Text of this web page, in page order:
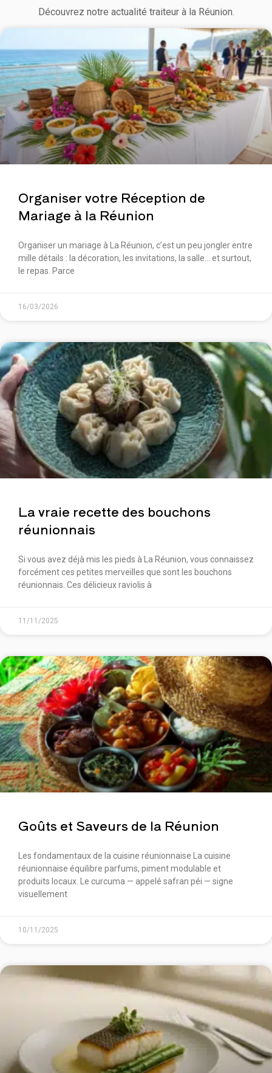
Découvrez notre actualité traiteur à la Réunion.
Organiser votre Réception de
Mariage à la Réunion
Organiser un mariage à La Réunion, c’est un peu jongler entre
mille détails : la décoration, les invitations, la salle… et surtout,
le repas. Parce
16/03/2026
La vraie recette des bouchons
réunionnais
Si vous avez déjà mis les pieds à La Réunion, vous connaissez
forcément ces petites merveilles que sont les bouchons
réunionnais. Ces délicieux raviolis à
11/11/2025
Goûts et Saveurs de la Réunion
Les fondamentaux de la cuisine réunionnaise La cuisine
réunionnaise équilibre parfums, piment modulable et
produits locaux. Le curcuma — appelé safran péi — signe
visuellement
10/11/2025